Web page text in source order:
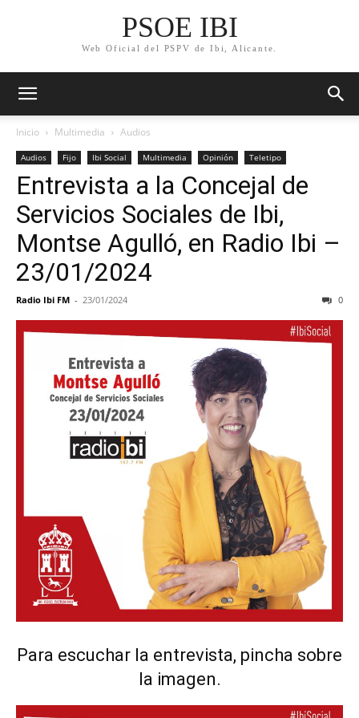
PSOE IBI
Web Oficial del PSPV de Ibi, Alicante.
Inicio Multimedia Audios
Audios Fijo Ibi Social Multimedia Opinión Teletipo
Entrevista a la Concejal de
Servicios Sociales de Ibi,
Montse Agulló, en Radio Ibi –
23/01/2024
Radio Ibi FM - 23/01/2024 0
Para escuchar la entrevista, pincha sobre
la imagen.